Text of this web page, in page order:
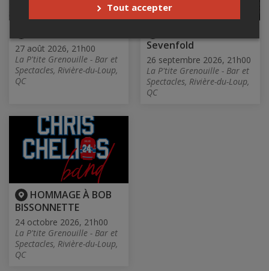
27 août 2026, 21h00
La P'tite Grenouille - Bar et
Spectacles, Rivière-du-Loup,
QC
Sevenfold
26 septembre 2026, 21h00
La P'tite Grenouille - Bar et
Spectacles, Rivière-du-Loup,
QC
HOMMAGE À BOB
BISSONNETTE
24 octobre 2026, 21h00
La P'tite Grenouille - Bar et
Spectacles, Rivière-du-Loup,
QC
Tout accepter